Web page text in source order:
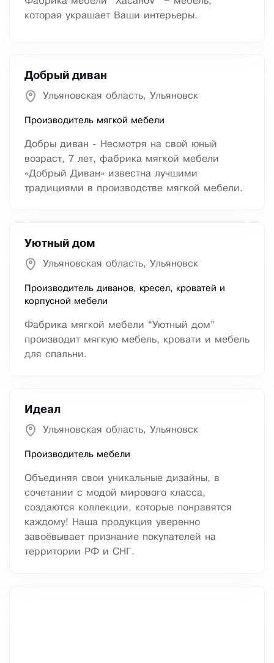
которая украшает Ваши интерьеры.
Добрый диван
Ульяновская область, Ульяновск
Производитель мягкой мебели
Добры диван - Несмотря на свой юный
возраст, 7 лет, фабрика мягкой мебели
«Добрый Диван» известна лучшими
традициями в производстве мягкой мебели.
Уютный дом
Ульяновская область, Ульяновск
Производитель диванов, кресел, кроватей и
корпусной мебели
Фабрика мягкой мебели “Уютный дом”
производит мягкую мебель, кровати и мебель
для спальни.
Идеал
Ульяновская область, Ульяновск
Производитель мебели
Объединяя свои уникальные дизайны, в
сочетании с модой мирового класса,
создаются коллекции, которые понравятся
каждому! Наша продукция уверенно
завоёвывает признание покупателей на
территории РФ и СНГ.